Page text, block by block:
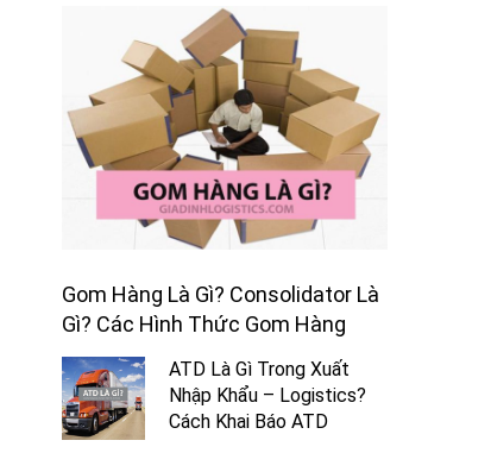
Gom Hàng Là Gì? Consolidator Là
Gì? Các Hình Thức Gom Hàng
ATD Là Gì Trong Xuất
Nhập Khẩu – Logistics?
Cách Khai Báo ATD